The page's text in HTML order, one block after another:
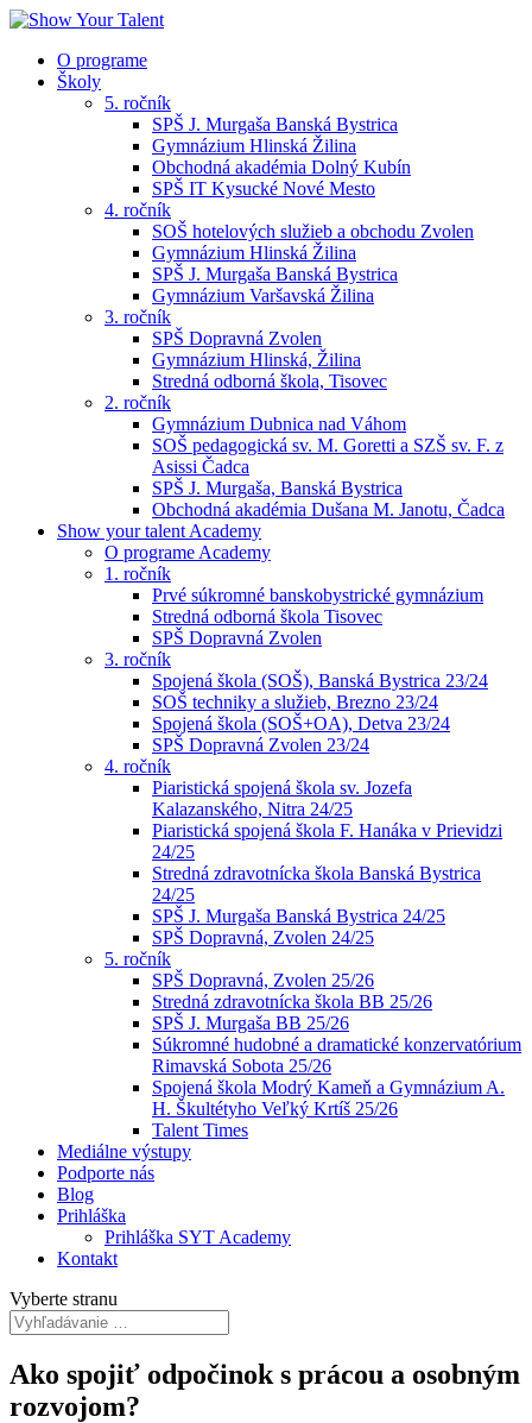
O programe
Školy
5. ročník
SPŠ J. Murgaša Banská Bystrica
Gymnázium Hlinská Žilina
Obchodná akadémia Dolný Kubín
SPŠ IT Kysucké Nové Mesto
4. ročník
SOŠ hotelových služieb a obchodu Zvolen
Gymnázium Hlinská Žilina
SPŠ J. Murgaša Banská Bystrica
Gymnázium Varšavská Žilina
3. ročník
SPŠ Dopravná Zvolen
Gymnázium Hlinská, Žilina
Stredná odborná škola, Tisovec
2. ročník
Gymnázium Dubnica nad Váhom
SOŠ pedagogická sv. M. Goretti a SZŠ sv. F. z
Asissi Čadca
SPŠ J. Murgaša, Banská Bystrica
Obchodná akadémia Dušana M. Janotu, Čadca
Show your talent Academy
O programe Academy
1. ročník
Prvé súkromné banskobystrické gymnázium
Stredná odborná škola Tisovec
SPŠ Dopravná Zvolen
3. ročník
Spojená škola (SOŠ), Banská Bystrica 23/24
SOŠ techniky a služieb, Brezno 23/24
Spojená škola (SOŠ+OA), Detva 23/24
SPŠ Dopravná Zvolen 23/24
4. ročník
Piaristická spojená škola sv. Jozefa
Kalazanského, Nitra 24/25
Piaristická spojená škola F. Hanáka v Prievidzi
24/25
Stredná zdravotnícka škola Banská Bystrica
24/25
SPŠ J. Murgaša Banská Bystrica 24/25
SPŠ Dopravná, Zvolen 24/25
5. ročník
SPŠ Dopravná, Zvolen 25/26
Stredná zdravotnícka škola BB 25/26
SPŠ J. Murgaša BB 25/26
Súkromné hudobné a dramatické konzervatórium
Rimavská Sobota 25/26
Spojená škola Modrý Kameň a Gymnázium A.
H. Škultétyho Veľký Krtíš 25/26
Talent Times
Mediálne výstupy
Podporte nás
Blog
Prihláška
Prihláška SYT Academy
Kontakt
Vyberte stranu
Ako spojiť odpočinok s prácou a osobným
rozvojom?